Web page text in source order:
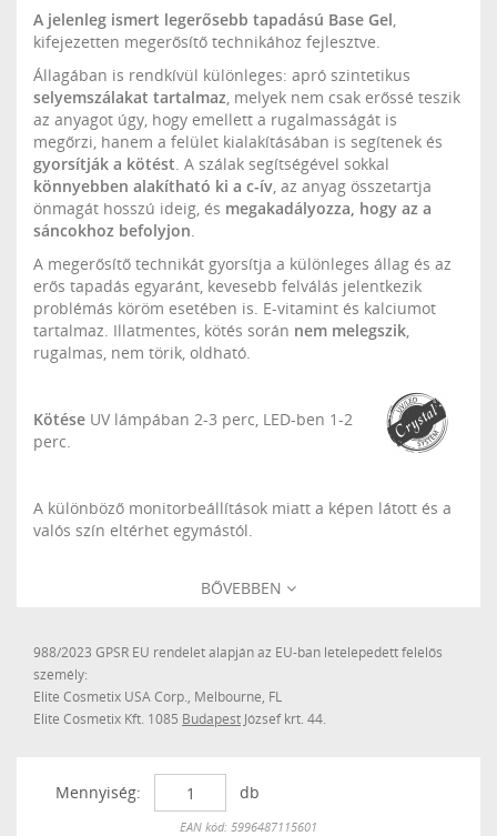
A jelenleg ismert legerősebb tapadású Base Gel,
kifejezetten megerősítő technikához fejlesztve.
Állagában is rendkívül különleges: apró szintetikus
selyemszálakat tartalmaz, melyek nem csak erőssé teszik
az anyagot úgy, hogy emellett a rugalmasságát is
megőrzi, hanem a felület kialakításában is segítenek és
gyorsítják a kötést. A szálak segítségével sokkal
könnyebben alakítható ki a c-ív, az anyag összetartja
önmagát hosszú ideig, és megakadályozza, hogy az a
sáncokhoz befolyjon.
A megerősítő technikát gyorsítja a különleges állag és az
erős tapadás egyaránt, kevesebb felválás jelentkezik
problémás köröm esetében is. E-vitamint és kalciumot
tartalmaz. Illatmentes, kötés során nem melegszik,
rugalmas, nem törik, oldható.
Kötése UV lámpában 2-3 perc, LED-ben 1-2
perc.
A különböző monitorbeállítások miatt a képen látott és a
valós szín eltérhet egymástól.
BŐVEBBEN
988/2023 GPSR EU rendelet alapján az EU-ban letelepedett felelős
személy:
Elite Cosmetix USA Corp., Melbourne, FL
Elite Cosmetix Kft. 1085 Budapest József krt. 44.
Mennyiség: db
Készleten
EAN kód: 5996487115601